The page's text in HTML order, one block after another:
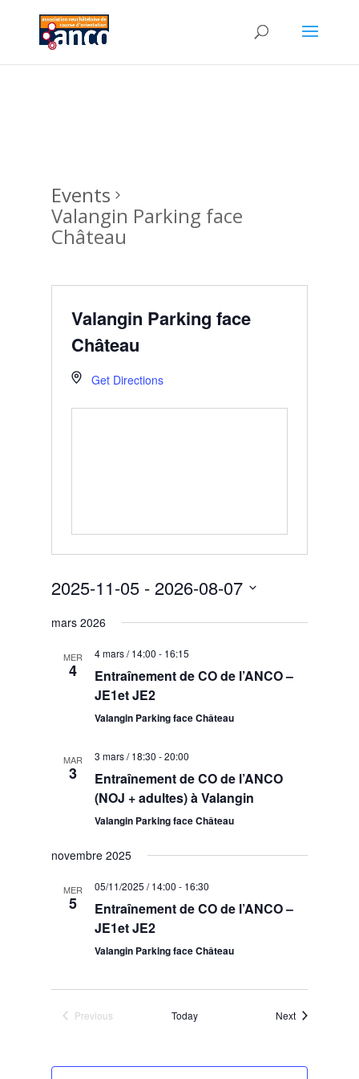
Events
Valangin Parking face
Château
Valangin Parking face
Château
Get Directions
2025-11-05 - 2026-08-07
date.
mars 2026
MER
4
4 mars / 14:00 - 16:15
Entraînement de CO de l’ANCO –
JE1et JE2
Valangin Parking face Château
MAR
3
3 mars / 18:30 -20:00
Entraînement de CO de l’ANCO
(NOJ + adultes) à Valangin
Valangin Parking face Château
novembre 2025
MER
5
05/11/2025 / 14:00 - 16:30
Entraînement de CO de l’ANCO –
JE1et JE2
Valangin Parking face Château
Previous
Today NextEvents